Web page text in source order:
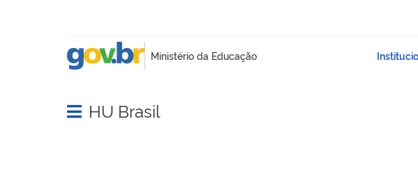
Abrir menu principal de navegação
HU Brasil